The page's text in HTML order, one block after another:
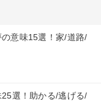
の意味15選！家/道路/
25選！助かる/逃げる/